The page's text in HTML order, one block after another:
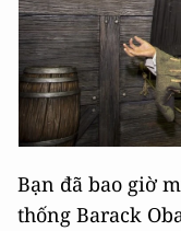
Bạn đã bao giờ
thống Barack